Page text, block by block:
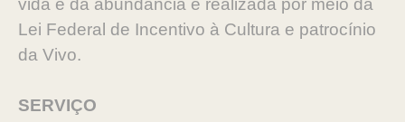
vida e da abundância é realizada por meio da
Lei Federal de Incentivo à Cultura e patrocínio
da Vivo.
SERVIÇO